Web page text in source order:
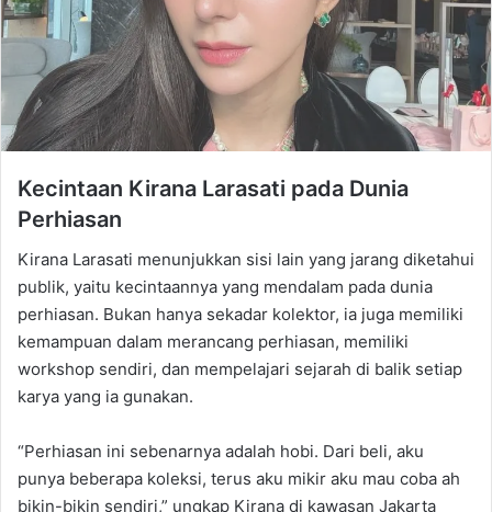
Kecintaan Kirana Larasati pada Dunia
Perhiasan
Kirana Larasati menunjukkan sisi lain yang jarang diketahui
publik, yaitu kecintaannya yang mendalam pada dunia
perhiasan. Bukan hanya sekadar kolektor, ia juga memiliki
kemampuan dalam merancang perhiasan, memiliki
workshop sendiri, dan mempelajari sejarah di balik setiap
karya yang ia gunakan.
“Perhiasan ini sebenarnya adalah hobi. Dari beli, aku
punya beberapa koleksi, terus aku mikir aku mau coba ah
bikin-bikin sendiri,” ungkap Kirana di kawasan Jakarta